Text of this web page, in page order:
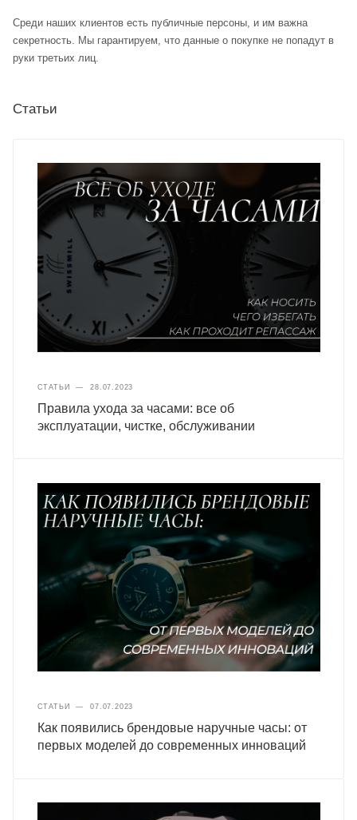
Среди наших клиентов есть публичные персоны, и им важна
секретность. Мы гарантируем, что данные о покупке не попадут в
руки третьих лиц.
Статьи
СТАТЬИ — 28.07.2023
Правила ухода за часами: все об
эксплуатации, чистке, обслуживании
СТАТЬИ — 07.07.2023
Как появились брендовые наручные часы: от
первых моделей до современных инноваций